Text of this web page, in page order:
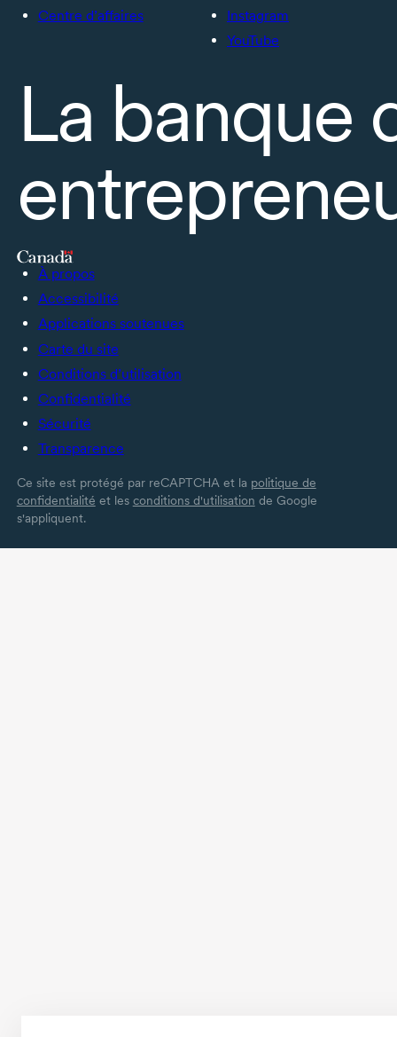
Centre d’affaires
Instagram
YouTube
La banque
À propos
Accessibilité
Applications soutenues
Carte du site
Conditions d’utilisation
Confidentialité
Sécurité
Transparence
Ce site est protégé par reCAPTCHA et la politique de
confidentialité et les conditions d'utilisation de Google
s'appliquent.